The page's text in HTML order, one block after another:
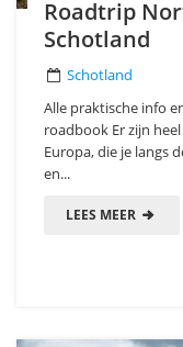
Roadtrip
Schotland
Schotland
Alle praktische info
roadbook Er zijn
Europa, die je langs
en...
LEES MEER